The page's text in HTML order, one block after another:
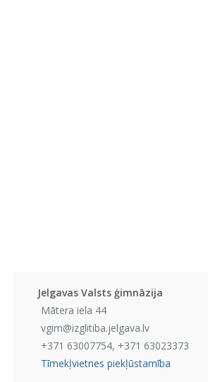
Jelgavas Valsts ģimnāzija
Mātera iela 44
vgim@izglitiba.jelgava.lv
+371 63007754, +371 63023373
Tīmekļvietnes piekļūstamība